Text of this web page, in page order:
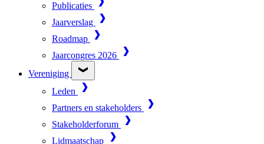
Publicaties
Jaarverslag
Roadmap
Jaarcongres 2026
Vereniging
Leden
Partners en stakeholders
Stakeholderforum
Lidmaatschap